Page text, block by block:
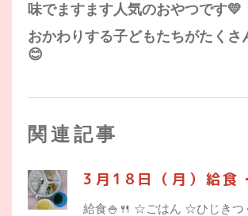
味でますます人気のおやつです💛
おかわりする子どもたちがたくさ
😊
関連記事
3月18日（月）給食
給食🍚🍴 ☆ごはん ☆ひじき